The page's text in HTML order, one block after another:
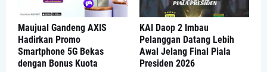
Maujual Gandeng AXIS
Hadirkan Promo
Smartphone 5G Bekas
dengan Bonus Kuota
KAI Daop 2 Imbau
Pelanggan Datang Lebih
Awal Jelang Final Piala
Presiden 2026